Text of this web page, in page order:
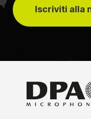
Iscriviti alla